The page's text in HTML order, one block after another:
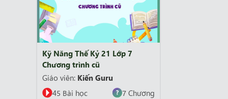
Kỹ Năng Thế Kỷ 21 Lớp 7
Chương trình cũ
Giáo viên: Kiến Guru
45 Bài học
7 Chương